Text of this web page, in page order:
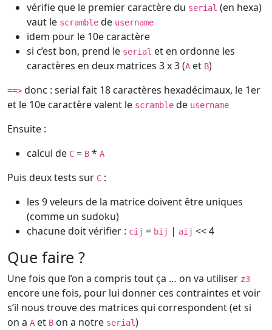
vérifie que le premier caractère du serial (en hexa)
vaut le scramble de username
idem pour le 10e caractère
si c’est bon, prend le serial et en ordonne les
caractères en deux matrices 3 x 3 (A et B)
==> donc : serial fait 18 caractères hexadécimaux, le 1er
et le 10e caractère valent le scramble de username
Ensuite :
calcul de C = B * A
Puis deux tests sur C :
les 9 veleurs de la matrice doivent être uniques
(comme un sudoku)
chacune doit vérifier : cij = bij | aij << 4
Que faire ?
Une fois que l’on a compris tout ça … on va utiliser z3
encore une fois, pour lui donner ces contraintes et voir
s’il nous trouve des matrices qui correspondent (et si
on a A et B on a notre serial)